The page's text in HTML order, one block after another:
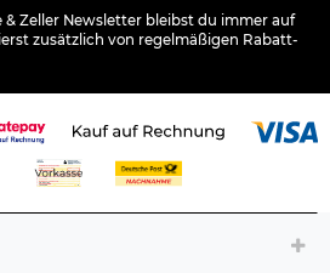
& Zeller Newsletter bleibst du immer auf
zusätzlich von regelmäßigen Rabatt-